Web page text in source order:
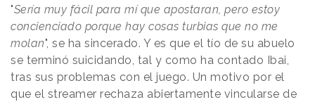
"Sería muy fácil para mí que apostaran, pero estoy
concienciado porque hay cosas turbias que no me
molan", se ha sincerado. Y es que el tío de su abuelo
se terminó suicidando, tal y como ha contado Ibai,
tras sus problemas con el juego. Un motivo por el
que el streamer rechaza abiertamente vincularse de